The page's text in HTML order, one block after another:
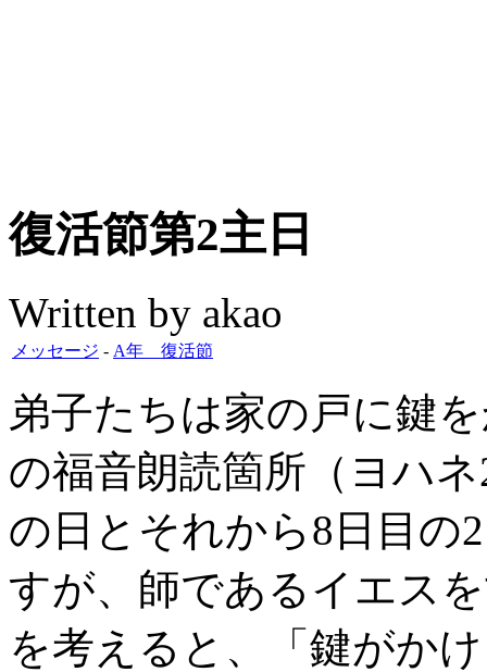
復活節第2主日
Written by akao
メッセージ - A年 復活節
弟子たちは家の戸に鍵
の福音朗読箇所（ヨハ
の日とそれから8日目の
すが、師であるイエス
を考えると、「鍵がか